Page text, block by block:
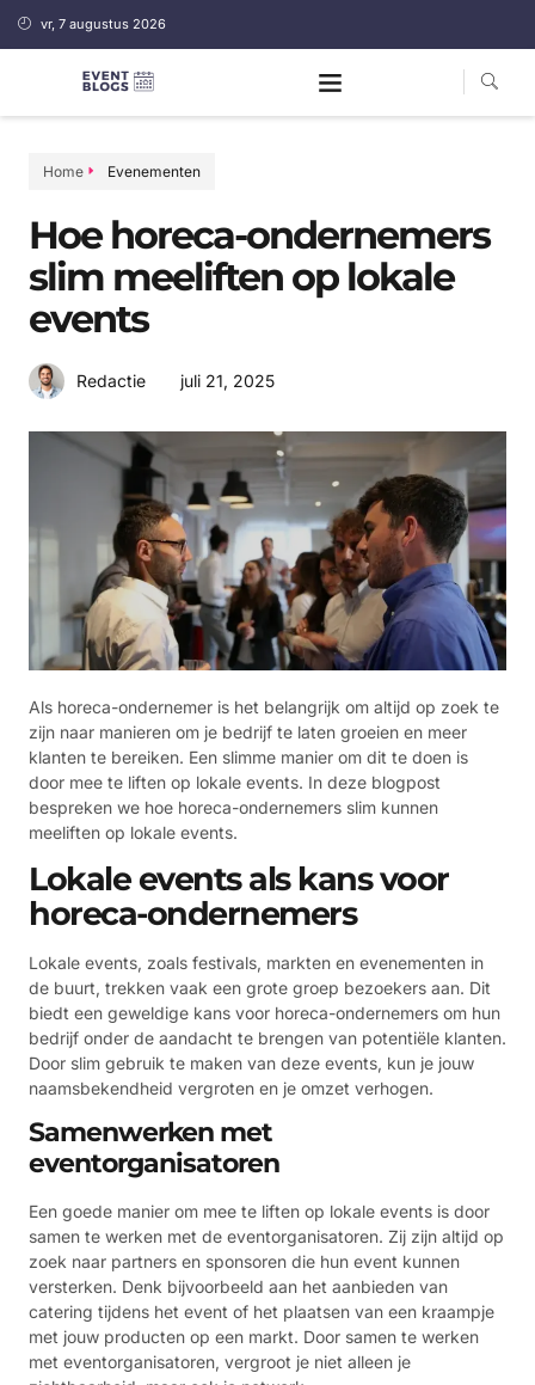
vr, 7 augustus 2026
Home Evenementen
Hoe horeca-ondernemers
slim meeliften op lokale
events
Redactie juli 21, 2025
Als horeca-ondernemer is het belangrijk om altijd op zoek te
zijn naar manieren om je bedrijf te laten groeien en meer
klanten te bereiken. Een slimme manier om dit te doen is
door mee te liften op lokale events. In deze blogpost
bespreken we hoe horeca-ondernemers slim kunnen
meeliften op lokale events.
Lokale events als kans voor
horeca-ondernemers
Lokale events, zoals festivals, markten en evenementen in
de buurt, trekken vaak een grote groep bezoekers aan. Dit
biedt een geweldige kans voor horeca-ondernemers om hun
bedrijf onder de aandacht te brengen van potentiële klanten.
Door slim gebruik te maken van deze events, kun je jouw
naamsbekendheid vergroten en je omzet verhogen.
Samenwerken met
eventorganisatoren
Een goede manier om mee te liften op lokale events is door
samen te werken met de eventorganisatoren. Zij zijn altijd op
zoek naar partners en sponsoren die hun event kunnen
versterken. Denk bijvoorbeeld aan het aanbieden van
catering tijdens het event of het plaatsen van een kraampje
met jouw producten op een markt. Door samen te werken
met eventorganisatoren, vergroot je niet alleen je